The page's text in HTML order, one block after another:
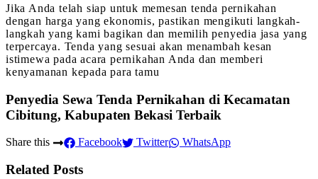
Jika Anda telah siap untuk memesan tenda pernikahan
dengan harga yang ekonomis, pastikan mengikuti langkah-
langkah yang kami bagikan dan memilih penyedia jasa yang
terpercaya. Tenda yang sesuai akan menambah kesan
istimewa pada acara pernikahan Anda dan memberi
kenyamanan kepada para tamu
Penyedia Sewa Tenda Pernikahan di Kecamatan
Cibitung, Kabupaten Bekasi Terbaik
Share this Facebook Twitter WhatsApp
Related Posts